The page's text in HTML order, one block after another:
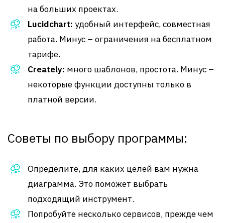
на больших проектах.
Lucidchart: удобный интерфейс, совместная
работа. Минус – ограничения на бесплатном
тарифе.
Creately: много шаблонов, простота. Минус –
некоторые функции доступны только в
платной версии.
Советы по выбору программы:
Определите, для каких целей вам нужна
диаграмма. Это поможет выбрать
подходящий инструмент.
Попробуйте несколько сервисов, прежде чем